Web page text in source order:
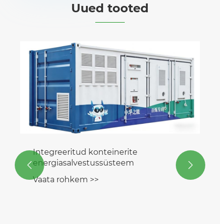
Uued tooted
Integreeritud konteinerite
energiasalvestussüsteem
Vaata rohkem >>
 